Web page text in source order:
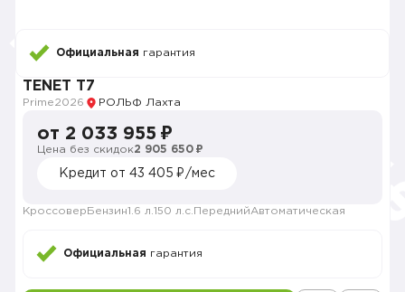
Официальная гарантия
TENET T7
Prime2026 РОЛЬФ Лахта
от 2 033 955 ₽
Цена без скидок2 905 650 ₽
Кредит от 43 405 ₽/мес
Кроссовер Бензин1.6 л. 150 л.с. ПереднийАвтоматическая
Официальная гарантия